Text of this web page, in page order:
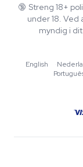
FAQ
Privatlivspolitik
Blog
Musik
Redaktionelle
Værktøjer &
🔞 Streng 18+
under 18.
myndig i
English
·